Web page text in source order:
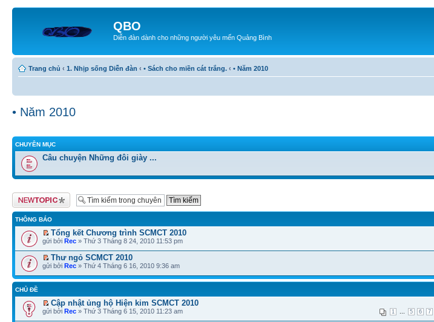
QBO
Diễn đàn dành cho những người yêu mến Quảng Bình
Trang chủ ‹ 1. Nhịp sống Diễn đàn ‹ • Sách cho miền cát trắng. ‹ • Năm 2010
• Năm 2010
CHUYÊN MỤC
Câu chuyện Những đôi giày ...
Tạo chủ đề mới
THÔNG BÁO
Tổng kết Chương trình SCMCT 2010
gửi bởi Rec » Thứ 3 Tháng 8 24, 2010 11:53 pm
Thư ngỏ SCMCT 2010
gửi bởi Rec » Thứ 4 Tháng 6 16, 2010 9:36 am
CHỦ ĐỀ
Cập nhật ủng hộ Hiện kim SCMCT 2010
1 5 6 7
gửi bởi Rec » Thứ 3 Tháng 6 15, 2010 11:23 am